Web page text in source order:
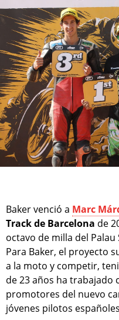
Baker venció a Marc
Track de Barcelona de
octavo de milla del Palau
Para Baker, el proyecto
a la moto y competir,
de 23 años ha trabajado
promotores del nuevo
jóvenes pilotos